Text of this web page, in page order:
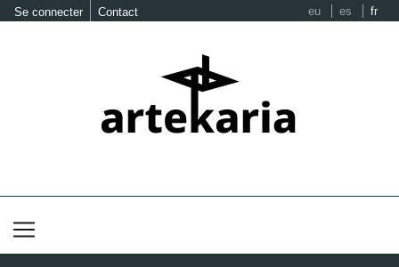
Se connecter Contact eu es fr